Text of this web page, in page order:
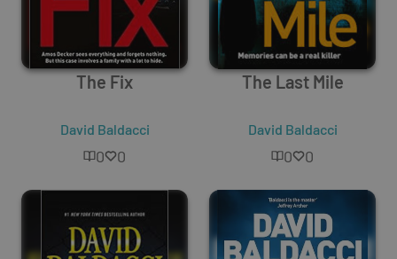
The Fix
David Baldacci
0 0
The Last Mile
David Baldacci
0 0